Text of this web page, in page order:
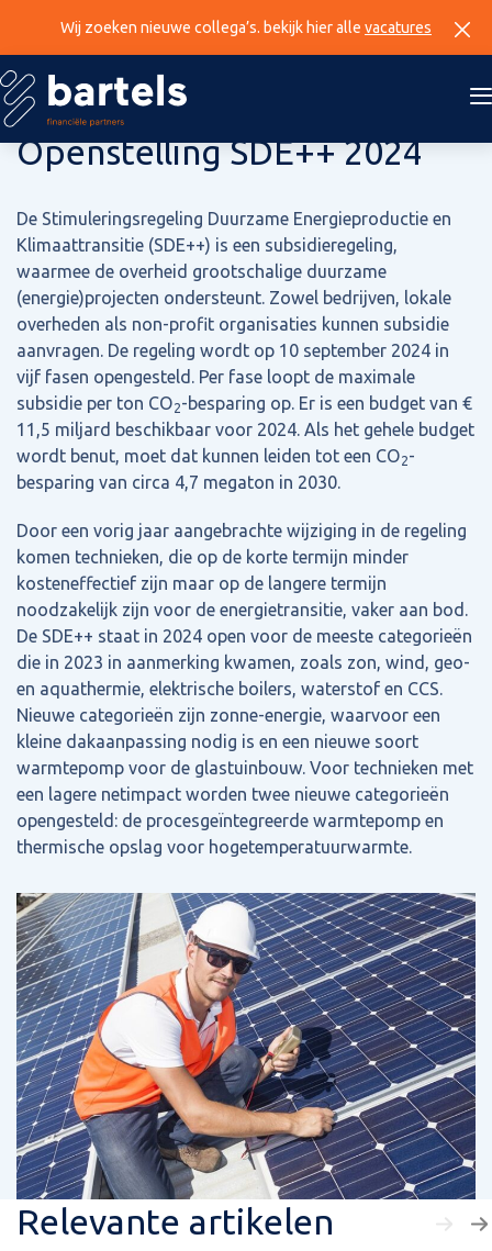
Wij zoeken nieuwe collega’s. bekijk hier alle vacatures
7 maart 2024
Openstelling SDE++ 2024
De Stimuleringsregeling Duurzame Energieproductie en
Klimaattransitie (SDE++) is een subsidieregeling,
waarmee de overheid grootschalige duurzame
(energie)projecten ondersteunt. Zowel bedrijven, lokale
overheden als non-profit organisaties kunnen subsidie
aanvragen. De regeling wordt op 10 september 2024 in
vijf fasen opengesteld. Per fase loopt de maximale
subsidie per ton CO2-besparing op. Er is een budget van €
11,5 miljard beschikbaar voor 2024. Als het gehele budget
wordt benut, moet dat kunnen leiden tot een CO2-
besparing van circa 4,7 megaton in 2030.
Door een vorig jaar aangebrachte wijziging in de regeling
komen technieken, die op de korte termijn minder
kosteneffectief zijn maar op de langere termijn
noodzakelijk zijn voor de energietransitie, vaker aan bod.
De SDE++ staat in 2024 open voor de meeste categorieën
die in 2023 in aanmerking kwamen, zoals zon, wind, geo-
en aquathermie, elektrische boilers, waterstof en CCS.
Nieuwe categorieën zijn zonne-energie, waarvoor een
kleine dakaanpassing nodig is en een nieuwe soort
warmtepomp voor de glastuinbouw. Voor technieken met
een lagere netimpact worden twee nieuwe categorieën
opengesteld: de procesgeïntegreerde warmtepomp en
thermische opslag voor hogetemperatuurwarmte.
Relevante artikelen